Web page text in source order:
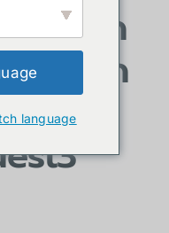
ค้า, จุด
ทั้งหมด
language